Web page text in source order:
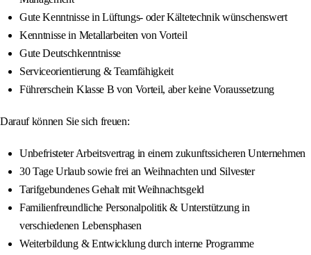
Gute Kenntnisse in Lüftungs- oder Kältetechnik wünschenswert
Kenntnisse in Metallarbeiten von Vorteil
Gute Deutschkenntnisse
Serviceorientierung & Teamfähigkeit
Führerschein Klasse B von Vorteil, aber keine Voraussetzung
Darauf können Sie sich freuen:
Unbefristeter Arbeitsvertrag in einem zukunftssicheren Unternehmen
30 Tage Urlaub sowie frei an Weihnachten und Silvester
Tarifgebundenes Gehalt mit Weihnachtsgeld
Familienfreundliche Personalpolitik & Unterstützung in
verschiedenen Lebensphasen
Weiterbildung & Entwicklung durch interne Programme